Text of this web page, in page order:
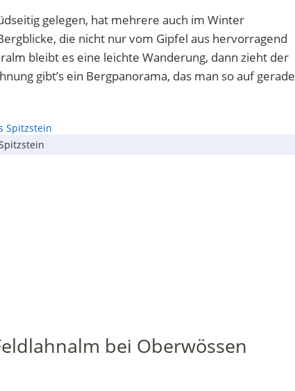
gelegen, hat mehrere auch im Winter
die nicht nur vom Gipfel aus hervorragend
bleibt es eine leichte Wanderung, dann zieht der
gibt’s ein Bergpanorama, das man so auf gerade
bei Oberwössen